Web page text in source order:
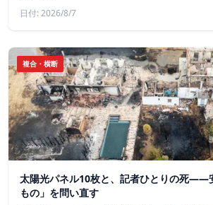
日付: 2026/8/7
複合・横断
太陽光パネル10枚と、記者ひとりの死——
もの」を問い直す